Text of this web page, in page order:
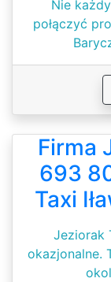
Nie
połączyć
Firma
693
Taxi
Jeziorak
okazjonalne.